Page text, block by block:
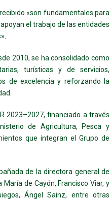
«son fundamentales para
el trabajo de las entidades
2010, se ha consolidado como
turísticas y de servicios,
de excelencia y reforzando la
2023–2027, financiado a través
de Agricultura, Pesca y
que integran el Grupo de
de la directora general de
de Cayón, Francisco Viar, y
Ángel Sainz, entre otras